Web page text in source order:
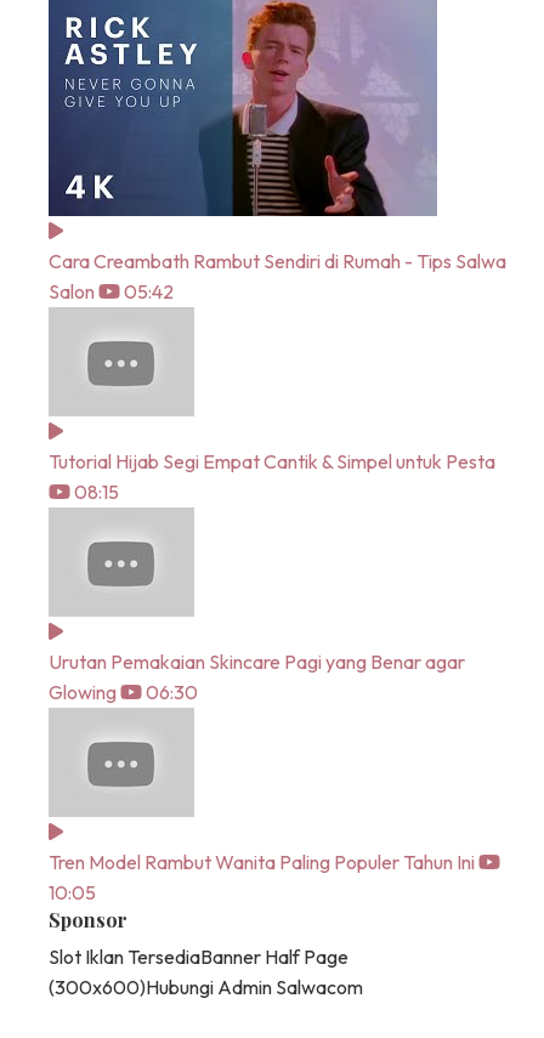
Cara Creambath Rambut Sendiri di Rumah - Tips Salwa
Salon
05:42
Tutorial Hijab Segi Empat Cantik & Simpel untuk Pesta
08:15
Urutan Pemakaian Skincare Pagi yang Benar agar
Glowing
06:30
Tren Model Rambut Wanita Paling Populer Tahun Ini
10:05
Sponsor
Slot Iklan TersediaBanner Half Page
(300x600)Hubungi Admin Salwacom